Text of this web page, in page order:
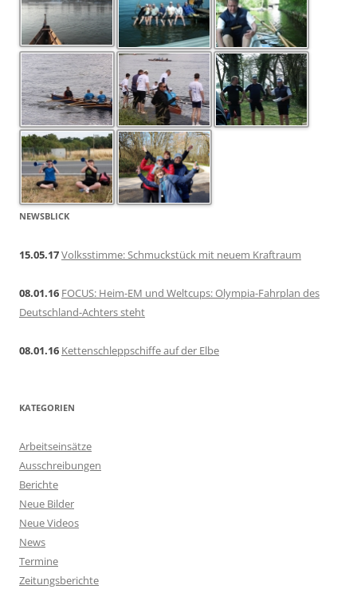
NEWSBLICK
15.05.17Volksstimme: Schmuckstück mit neuem Kraftraum
08.01.16 FOCUS: Heim-EM und Weltcups: Olympia-Fahrplan des
Deutschland-Achters steht
08.01.16 Kettenschleppschiffe auf der Elbe
KATEGORIEN
Arbeitseinsätze
Ausschreibungen
Berichte
Neue Bilder
Neue Videos
News
Termine
Zeitungsberichte